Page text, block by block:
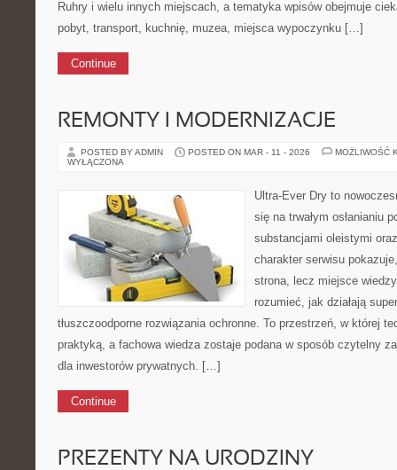
Ruhry i wielu innych miejscach, a tematyka wpisów obejmuje
pobyt, transport, kuchnię, muzea, miejsca wypoczynku […]
Continue
REMONTY I MODERNIZACJE
POSTED BY ADMIN POSTED ON MAR - 11 - 2026
MOŻLIWOŚĆ
WYŁĄCZONA
Ultra-Ever Dry to
się na trwałym osłanianiu
substancjami oleistymi
charakter serwisu
strona, lecz miejsce
rozumieć, jak działają
tłuszczoodporne rozwiązania ochronne. To przestrzeń, w której
praktyką, a fachowa wiedza zostaje podana w sposób czytelny
dla inwestorów prywatnych. […]
Continue
PREZENTY NA URODZINY